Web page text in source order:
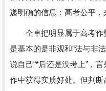
递明确的信息：高考公平，
仝卓把明显属于高考作
是基本的是非观和“法与非
说自己“*后还是没考上”，
作中获得实质好处。但判